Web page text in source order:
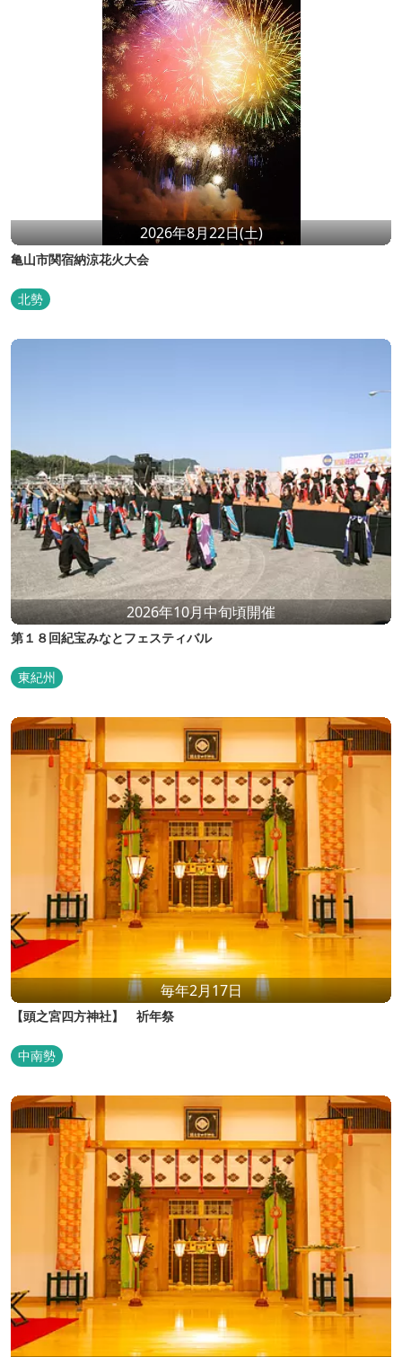
2026年8月22日(土)
亀山市関宿納涼花火大会
北勢
2026年10月中旬頃開催
第１８回紀宝みなとフェスティバル
東紀州
毎年2月17日
【頭之宮四方神社】 祈年祭
中南勢